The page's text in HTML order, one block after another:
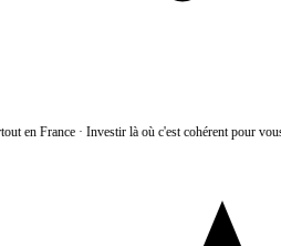
en France·Investir là où c'est cohérent pour vous